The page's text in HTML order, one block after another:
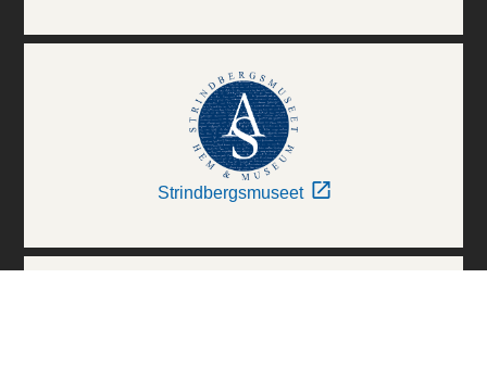
Strindbergsmuseet